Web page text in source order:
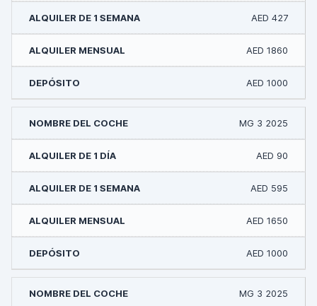
AED 427
AED 1860
AED 1000
MG 3 2025
AED 90
AED 595
AED 1650
AED 1000
MG 3 2025